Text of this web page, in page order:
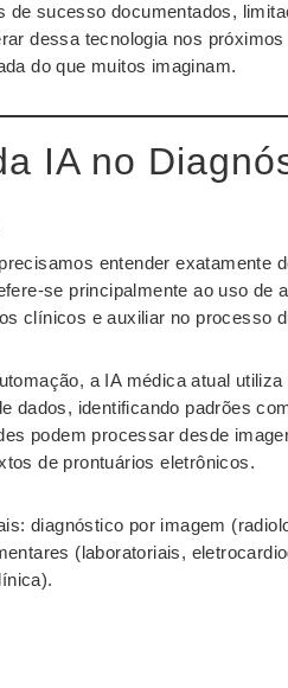
sucesso documentados,
dessa tecnologia nos
do que muitos imaginam.
IA no
entender exatamente
se principalmente ao uso de
clínicos e auxiliar no processo
a IA médica atual
dados, identificando padrões
podem processar desde
de prontuários eletrônicos.
diagnóstico por imagem
(laboratoriais,